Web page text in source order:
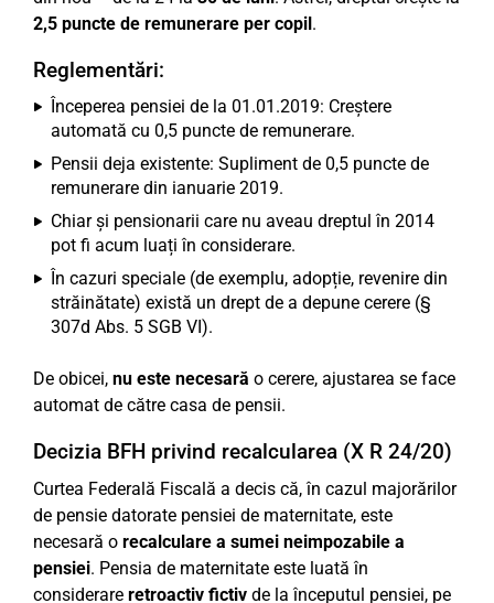
2,5 puncte de remunerare per copil.
Reglementări:
Începerea pensiei de la 01.01.2019: Creștere
automată cu 0,5 puncte de remunerare.
Pensii deja existente: Supliment de 0,5 puncte de
remunerare din ianuarie 2019.
Chiar și pensionarii care nu aveau dreptul în 2014
pot fi acum luați în considerare.
În cazuri speciale (de exemplu, adopție, revenire din
străinătate) există un drept de a depune cerere (§
307d Abs. 5 SGB VI).
De obicei, nu este necesară o cerere, ajustarea se face
automat de către casa de pensii.
Decizia BFH privind recalcularea (X R 24/20)
Curtea Federală Fiscală a decis că, în cazul majorărilor
de pensie datorate pensiei de maternitate, este
necesară o recalculare a sumei neimpozabile a
pensiei. Pensia de maternitate este luată în
considerare retroactiv fictiv de la începutul pensiei, pe